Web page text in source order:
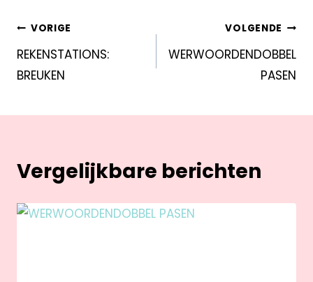
VORIGE
REKENSTATIONS:
BREUKEN
VOLGENDE
WERWOORDENDOBBEL
PASEN
Vergelijkbare berichten